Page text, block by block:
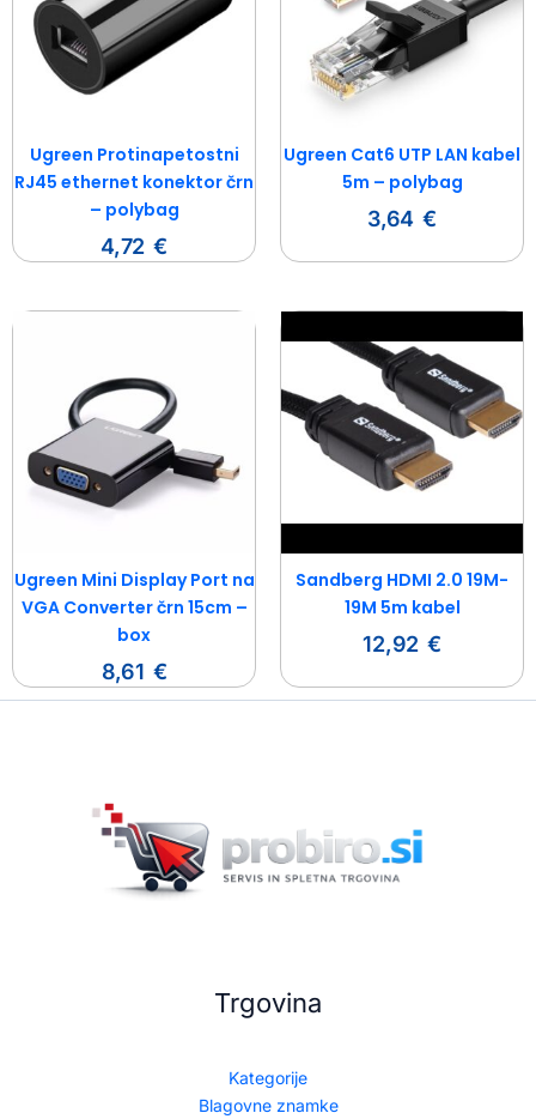
Ugreen Protinapetostni
RJ45 ethernet konektor črn
– polybag
4,72 €
Ugreen Cat6 UTP LAN kabel
5m – polybag
3,64 €
Ugreen Mini Display Port na
VGA Converter črn 15cm –
box
8,61 €
Sandberg HDMI 2.0 19M-
19M 5m kabel
12,92 €
Trgovina
Kategorije
Blagovne znamke